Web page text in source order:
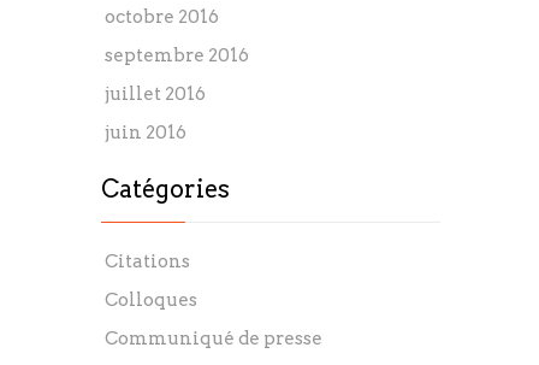
octobre 2016
septembre 2016
juillet 2016
juin 2016
Catégories
Citations
Colloques
Communiqué de presse